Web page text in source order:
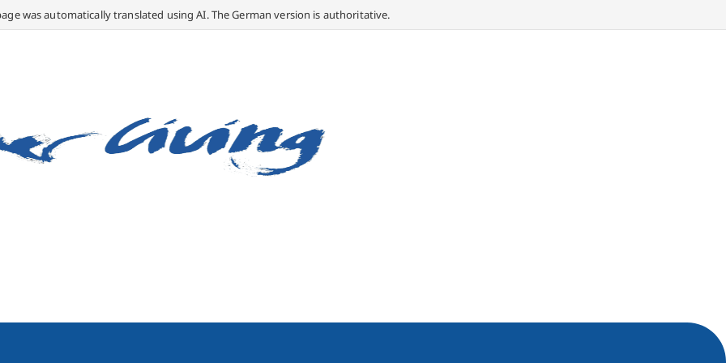
was automatically translated using AI. The German version is authoritative.